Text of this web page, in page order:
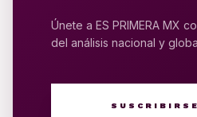
Únete a ES PRIMERA MX
del análisis nacional y